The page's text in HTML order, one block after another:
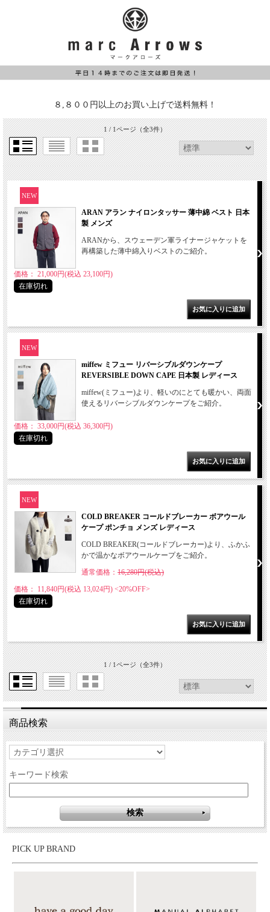
８,８００円以上のお買い上げで送料無料！
1 / 1ページ（全3件）
NEW
ARAN アラン ナイロンタッサー 薄中綿 ベスト 日本
製 メンズ
ARANから、スウェーデン軍ライナージャケットを
再構築した薄中綿入りベストのご紹介。
価格： 21,000円(税込 23,100円)
在庫切れ
NEW
miffew ミフュー リバーシブルダウンケープ
REVERSIBLE DOWN CAPE 日本製 レディース
miffew(ミフュー)より、軽いのにとても暖かい、両面
使えるリバーシブルダウンケープをご紹介。
価格： 33,000円(税込 36,300円)
在庫切れ
NEW
COLD BREAKER コールドブレーカー ボアウール
ケープ ポンチョ メンズ レディース
COLD BREAKER(コールドブレーカー)より、ふかふ
かで温かなボアウールケープをご紹介。
通常価格： 16,280円(税込)
価格： 11,840円(税込 13,024円) <20%OFF>
在庫切れ
1 / 1ページ（全3件）
商品検索
キーワード検索
PICK UP BRAND